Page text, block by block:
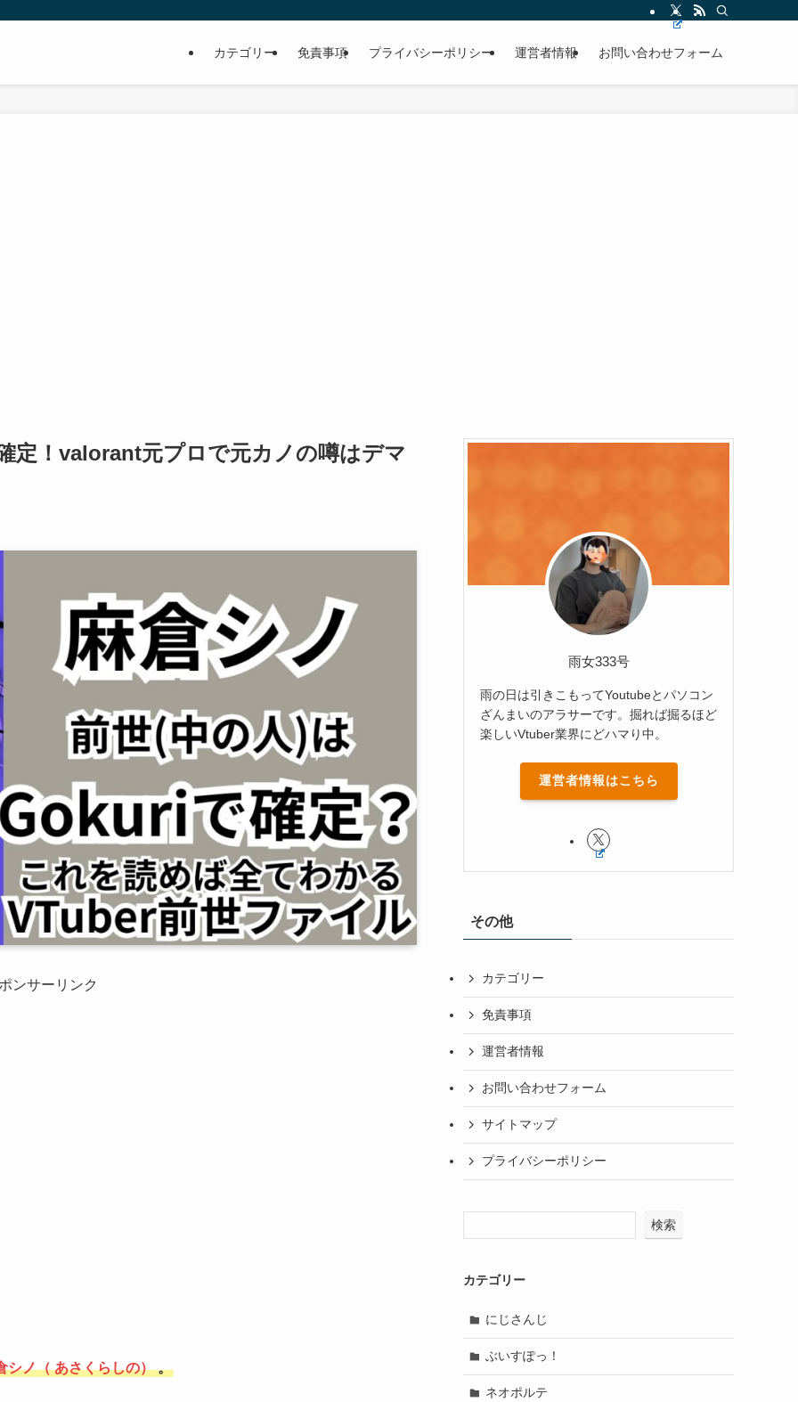
カテゴリー 免責事項 プライバシーポリシー 運営者情報 お問い合わせフォーム
定！valorant元プロで元カノの噂はデマ
ンサーリンク
シノ（ あさくらしの） 。
雨女333号
雨の日は引きこもってYoutubeとパソコン
ざんまいのアラサーです。掘れば掘るほど
楽しいVtuber業界にどハマり中。
運営者情報はこちら
その他
カテゴリー
免責事項
運営者情報
お問い合わせフォーム
サイトマップ
プライバシーポリシー
検索
カテゴリー
にじさんじ
ぶいすぽっ！
ネオポルテ